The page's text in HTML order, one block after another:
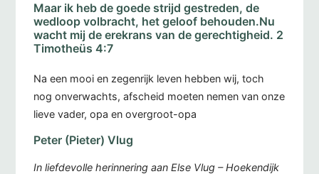
Maar ik heb de goede strijd gestreden, de
wedloop volbracht, het geloof behouden.Nu
wacht mij de erekrans van de gerechtigheid. 2
Timotheüs 4:7
Na een mooi en zegenrijk leven hebben wij, toch
nog onverwachts, afscheid moeten nemen van onze
lieve vader, opa en overgroot-opa
Peter (Pieter) Vlug
In liefdevolle herinnering aan Else Vlug – Hoekendijk